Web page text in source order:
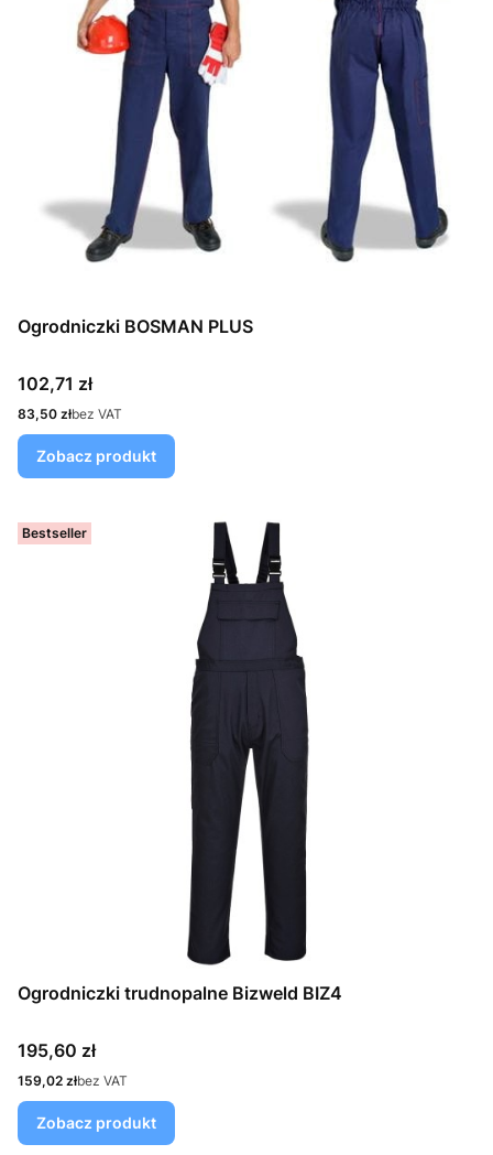
Ogrodniczki BOSMAN PLUS
Cena
102,71 zł
Cena
83,50 złbez VAT
Zobacz produkt
Bestseller
Ogrodniczki trudnopalne Bizweld BIZ4
Cena
195,60 zł
Cena
159,02 złbez VAT
Zobacz produkt